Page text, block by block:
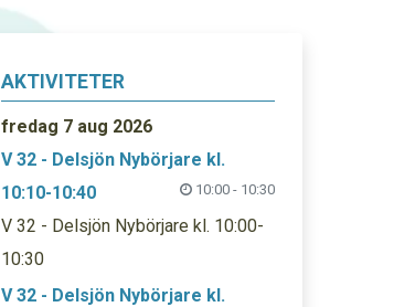
AKTIVITETER
fredag 7 aug 2026
V 32 - Delsjön Nybörjare kl.
10:10-10:40
10:00 - 10:30
V 32 - Delsjön Nybörjare kl. 10:00-
10:30
V 32 - Delsjön Nybörjare kl.